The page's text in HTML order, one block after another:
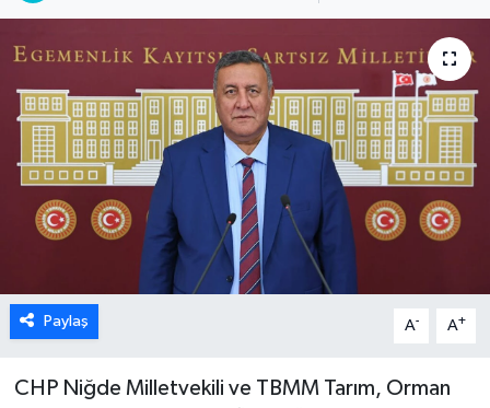
Paylaş A- A+
CHP Niğde Milletvekili ve TBMM Tarım, Orman